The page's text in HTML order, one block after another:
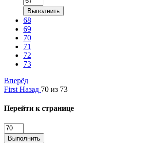
Выполнить
68
69
70
71
72
73
Вперёд
First Назад 70 из 73
Перейти к странице
Выполнить